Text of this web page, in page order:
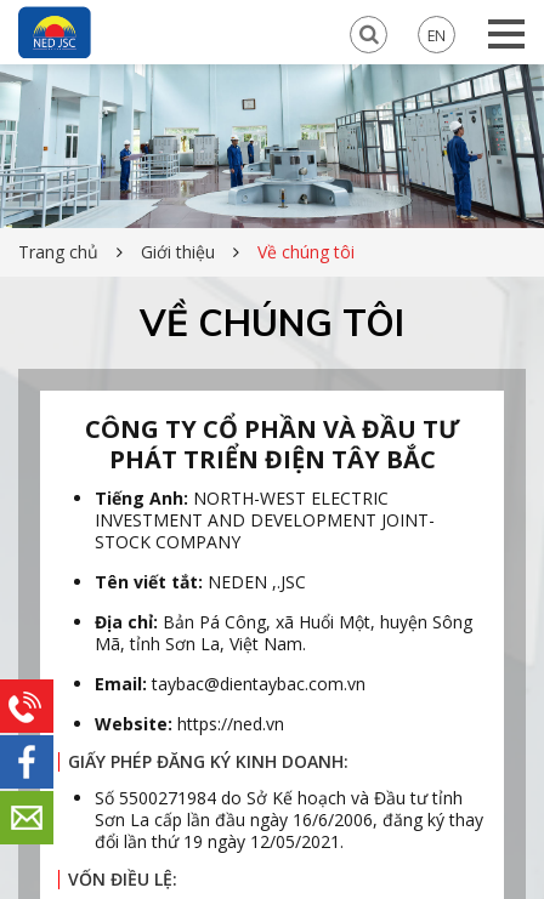
EN
Trang chủ Giới thiệu Về chúng tôi
VỀ CHÚNG TÔI
CÔNG TY CỔ PHẦN VÀ ĐẦU TƯ
PHÁT TRIỂN ĐIỆN TÂY BẮC
Tiếng Anh: NORTH-WEST ELECTRIC
INVESTMENT AND DEVELOPMENT JOINT-
STOCK COMPANY
Tên viết tắt: NEDEN ,.JSC
Địa chỉ: Bản Pá Công, xã Huổi Một, huyện Sông
Mã, tỉnh Sơn La, Việt Nam.
Email: taybac@dientaybac.com.vn
Website: https://ned.vn
GIẤY PHÉP ĐĂNG KÝ KINH DOANH:
Số 5500271984 do Sở Kế hoạch và Đầu tư tỉnh
Sơn La cấp lần đầu ngày 16/6/2006, đăng ký thay
đổi lần thứ 19 ngày 12/05/2021.
VỐN ĐIỀU LỆ: